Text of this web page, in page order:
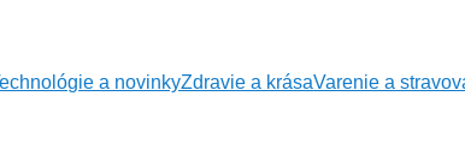
a novinkyZdravie a krásaVarenie a